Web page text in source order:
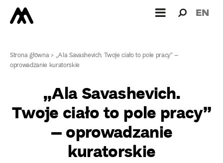
dla: EN
Strona główna>„Ala Savashevich. Twoje ciało to pole pracy” –
oprowadzanie kuratorskie
„Ala Savashevich.
Twoje ciało to pole pracy”
– oprowadzanie
kuratorskie